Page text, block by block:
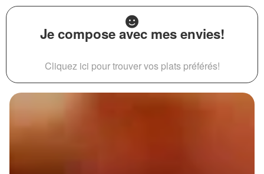
Je compose avec mes envies!
Cliquez ici pour trouver vos plats préférés!